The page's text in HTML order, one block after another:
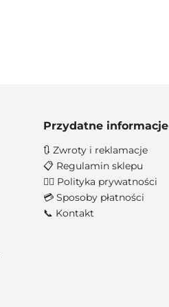
Przydatne informacje
🔃 Zwroty i reklamacje
📋 Regulamin sklepu
🐱‍👤 Polityka prywatności
💳 Sposoby płatności
📞 Kontakt